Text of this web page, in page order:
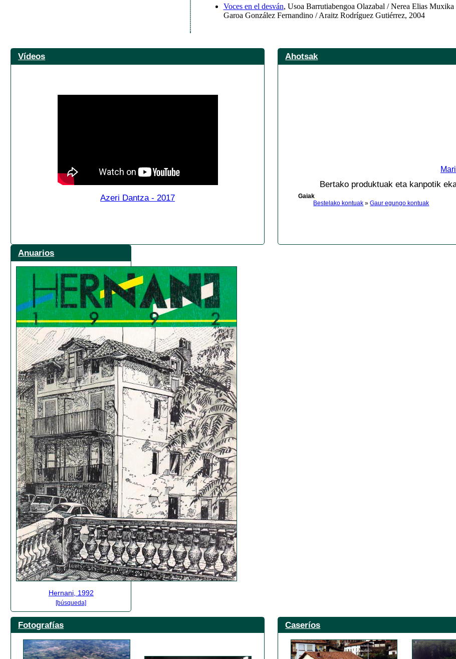
Voces en el desván, Usoa Barrutiabengoa Olazabal / Nerea Elias Muxika
Garoa González Fernandino / Araitz Rodríguez Gutiérrez, 2004
Vídeos
Azeri Dantza - 2017
Ahotsak
Bertako produktuak eta kanpotik
Gaiak
Bestelako kontuak »Gaur egungo kontuak
Anuarios
Hernani, 1992
[búsqueda]
Fotografías Caseríos